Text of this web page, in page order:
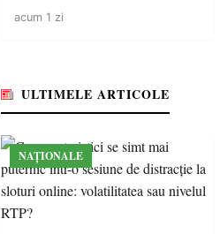
singură zi
acum 1 zi
ULTIMELE ARTICOLE
NAȚIONALE